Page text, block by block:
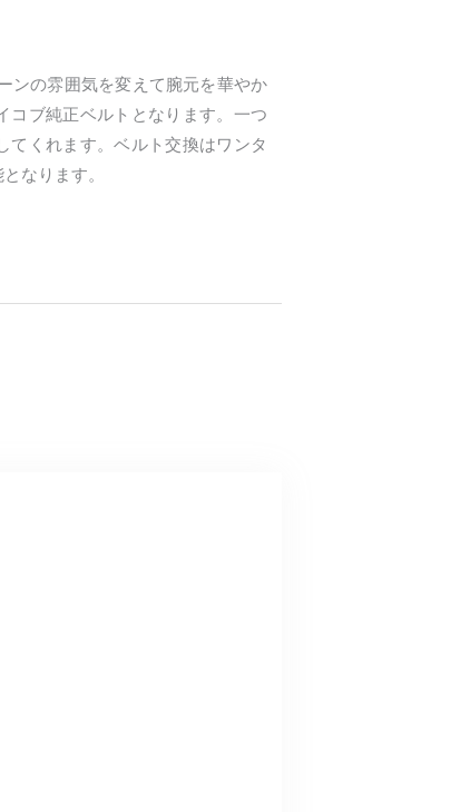
ンの雰囲気を変えて腕元を華やか
コブ純正ベルトとなります。一つ
てくれます。ベルト交換はワンタ
なります。